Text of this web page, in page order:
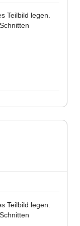
Teilbild legen.
Teilbild legen.